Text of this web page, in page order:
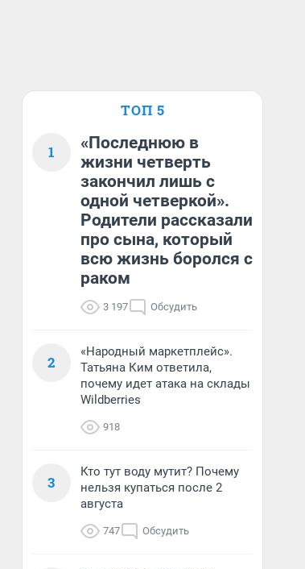
ТОП 5
1
«Последнюю в
жизни четверть
закончил лишь с
одной четверкой».
Родители рассказали
про сына, который
всю жизнь боролся с
раком
3 197 Обсудить
2
«Народный маркетплейс».
Татьяна Ким ответила,
почему идет атака на склады
Wildberries
918
3
Кто тут воду мутит? Почему
нельзя купаться после 2
августа
747 Обсудить